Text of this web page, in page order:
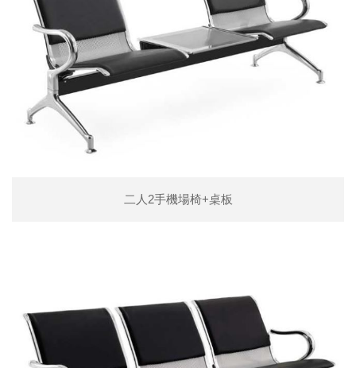
二人2手機場椅+桌板